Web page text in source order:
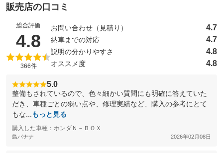
販売店の口コミ
総合評価
4.8 （5点満点中）
366件
お問い合わせ（見積り） 4.7
納車までの対応 4.7
説明の分かりやすさ 4.8
オススメ度 4.8
5.0
整備もされているので、色々細かい質問にも明確に答えていた
だき、車種ごとの弱い点や、修理実績など、購入の参考にとて
もな...
もっと見る
購入した車種：ホンダＮ－ＢＯＸ
島バナナ 2026年02月08日